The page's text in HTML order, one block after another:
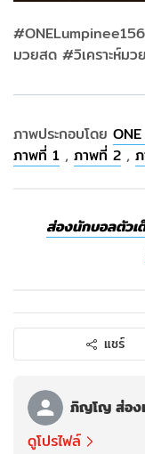
มวยสด #วิเคราะห์มว
ภาพประกอบโดย
ภาพที่ 1 , ภาพที่ 2 ,
ส่องนักบอลตัว
แชร์
ภิญโญ ส่อง
ดูโปรไฟล์